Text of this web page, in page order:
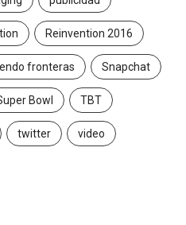
Reinvention 2016
fronteras Snapchat
Bowl TBT
twitter video